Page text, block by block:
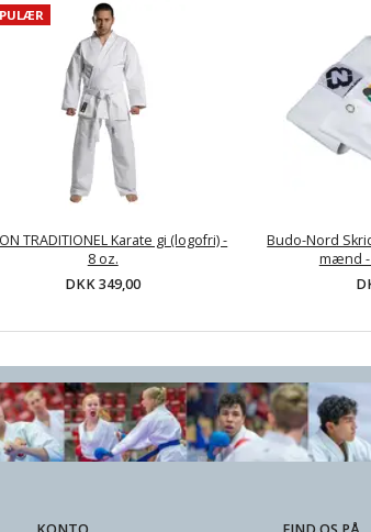
TRADITIONEL Karate gi (logofri) -
8 oz.
DKK 349,00
Budo-Nord
mænd -